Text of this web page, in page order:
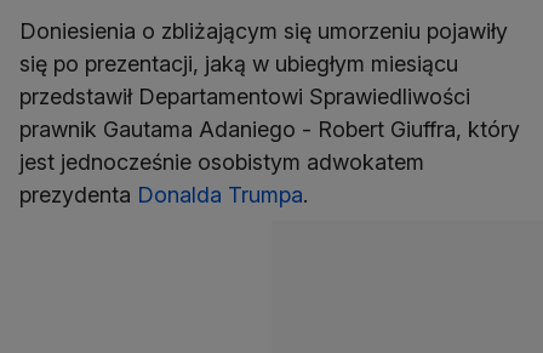
Doniesienia o zbliżającym się umorzeniu pojawiły
się po prezentacji, jaką w ubiegłym miesiącu
przedstawił Departamentowi Sprawiedliwości
prawnik Gautama Adaniego - Robert Giuffra, który
jest jednocześnie osobistym adwokatem
prezydenta Donalda Trumpa.